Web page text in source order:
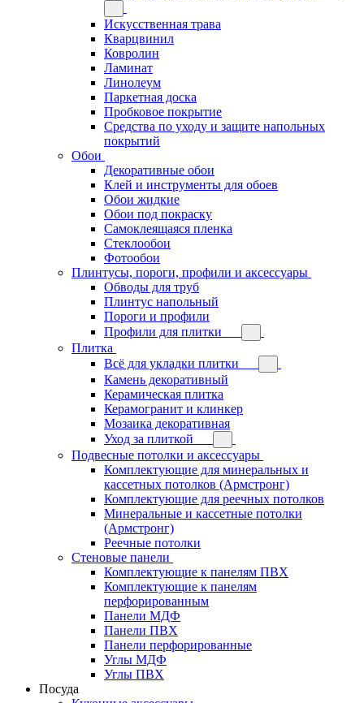
Искусственная трава
Кварцвинил
Ковролин
Ламинат
Линолеум
Паркетная доска
Пробковое покрытие
Средства по уходу и защите напольных
покрытий
Обои
Декоративные обои
Клей и инструменты для обоев
Обои жидкие
Обои под покраску
Самоклеящаяся пленка
Стеклообои
Фотообои
Плинтусы, пороги, профили и аксессуары
Обводы для труб
Плинтус напольный
Пороги и профили
Профили для плитки
Плитка
Всё для укладки плитки
Камень декоративный
Керамическая плитка
Керамогранит и клинкер
Мозаика декоративная
Уход за плиткой
Подвесные потолки и аксессуары
Комплектующие для минеральных и
кассетных потолков (Армстронг)
Комплектующие для реечных потолков
Минеральные и кассетные потолки
(Армстронг)
Реечные потолки
Стеновые панели
Комплектующие к панелям ПВХ
Комплектующие к панелям
перфорированным
Панели МДФ
Панели ПВХ
Панели перфорированные
Углы МДФ
Углы ПВХ
Посуда